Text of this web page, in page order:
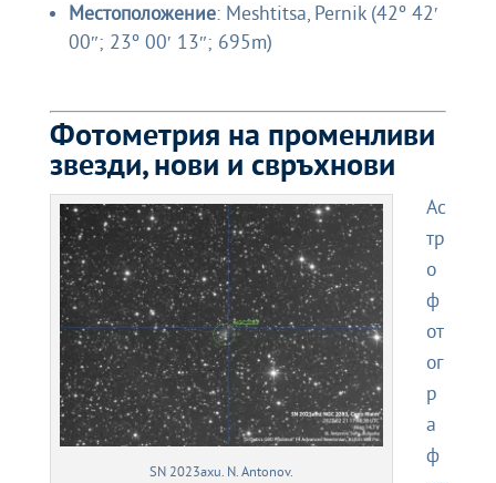
Местоположение: Meshtitsa, Pernik (42º 42′
00″; 23º 00′ 13″; 695m)
Фотометрия на променливи
звезди, нови и свръхнови
SN 2023axu. N. Antonov.
Ас
тр
о
ф
от
ог
р
а
ф